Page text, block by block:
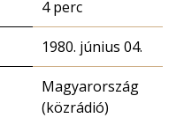
4 perc
1980. június 04.
Magyarország
(közrádió)